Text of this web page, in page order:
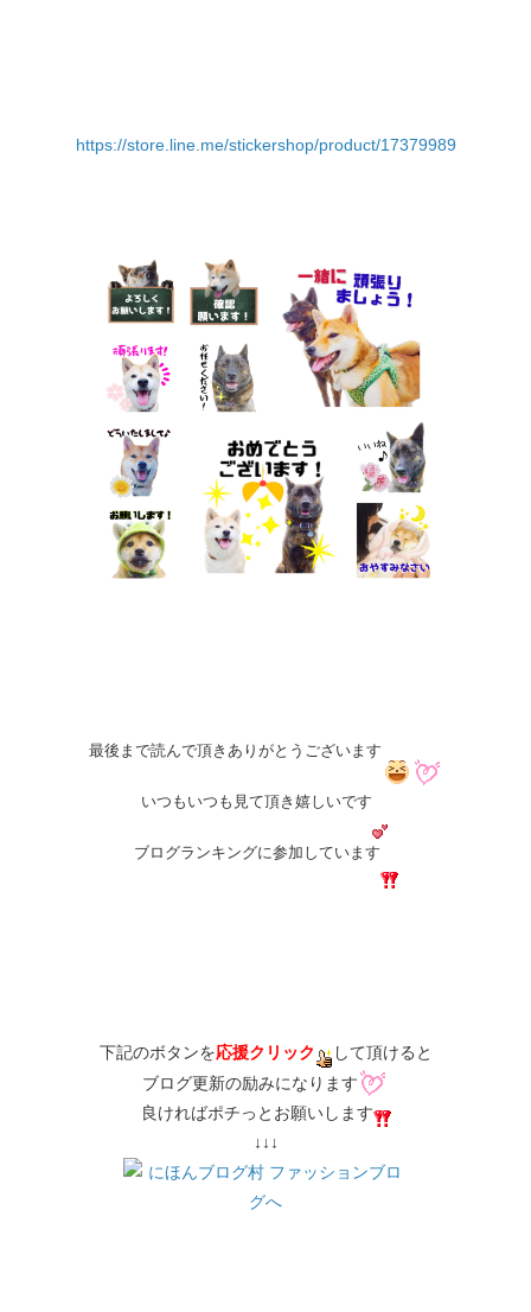
https://store.line.me/stickershop/product/17379989
最後まで読んで頂きありがとうございます
いつもいつも見て頂き嬉しいです
ブログランキングに参加しています
​下記のボタンを応援クリック
して頂けると
ブログ更新の励みになります
良ければポチっとお願いします
​↓↓↓